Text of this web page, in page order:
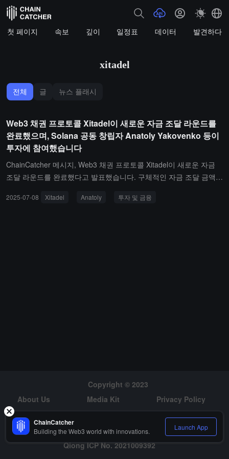
첫 페이지 속보 깊이 일정표 데이터 발견하다
xitadel
전체 글 뉴스 플래시
Web3 채권 프로토콜 Xitadel이 새로운 자금 조달 라운드를
완료했으며, Solana 공동 창립자 Anatoly Yakovenko 등이
투자에 참여했습니다
ChainCatcher 메시지, Web3 채권 프로토콜 Xitadel이 새로운 자금
조달 라운드를 완료했다고 발표했습니다. 구체적인 자금 조달 금액은
oly Yakovenko, BONK 핵심 기여자 Nom None, Jupiter 고문 Kash D
2025-07-08 Xitadel Anatoly 투자 및 금융
Copyright © 2023
About Us
Media Kit
Privacy Policy
Risk Warning
Hiring
Qiong ICP No. 2021009392
ChainCatcher
Building the Web3 world with innovations. Launch App